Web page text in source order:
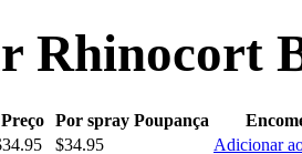
Rhinocort
Preço Por spray Poupança
$34.95
Adicionar